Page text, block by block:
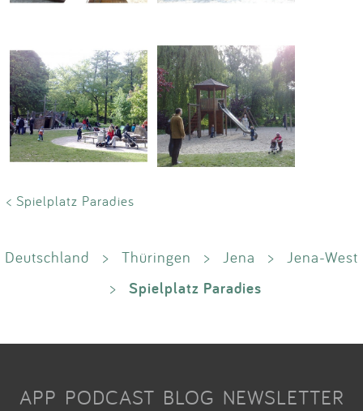
< Spielplatz Paradies
Deutschland > Thüringen > Jena >
Jena-West
>
Spielplatz Paradies
APP PODCAST BLOG NEWSLETTER